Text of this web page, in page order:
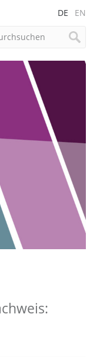
DE EN